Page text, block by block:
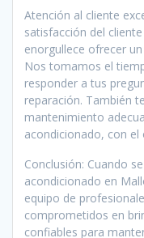
Atención al cliente
satisfacción del
enorgullece ofrecer
Nos tomamos el
responder a tus
reparación. También
mantenimiento
acondicionado, con
Conclusión: Cuando
acondicionado en
equipo de
comprometidos en
confiables para